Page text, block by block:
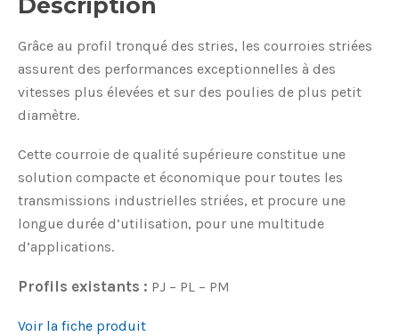
Description
Grâce au profil tronqué des stries, les courroies striées
assurent des performances exceptionnelles à des
vitesses plus élevées et sur des poulies de plus petit
diamètre.
Cette courroie de qualité supérieure constitue une
solution compacte et économique pour toutes les
transmissions industrielles striées, et procure une
longue durée d’utilisation, pour une multitude
d’applications.
Profils existants : PJ – PL – PM
Voir la fiche produit